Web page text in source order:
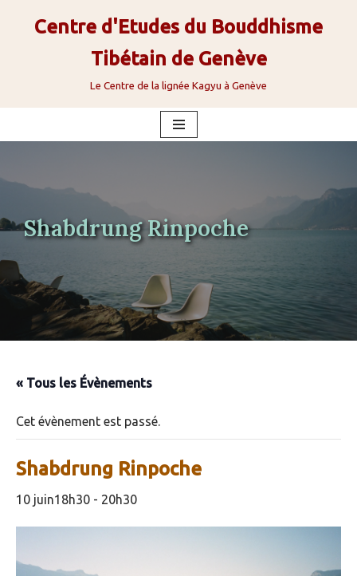
Centre d'Etudes du Bouddhisme
Tibétain de Genève
Le Centre de la lignée Kagyu à Genève
Shabdrung Rinpoche
« Tous les Évènements
Cet évènement est passé.
Shabdrung Rinpoche
10 juin18h30 - 20h30